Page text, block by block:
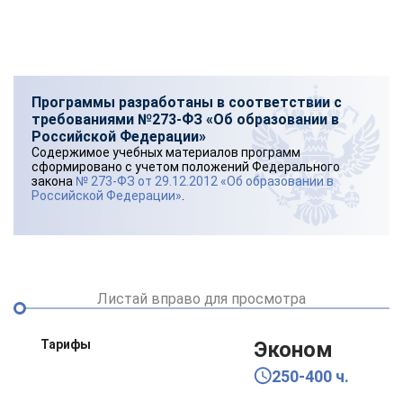
Программы разработаны в соответствии с
требованиями №273-ФЗ «Об образовании в
Российской Федерации»
Содержимое учебных материалов программ
сформировано с учетом положений Федерального
закона № 273-ФЗ от 29.12.2012 «Об образовании в
Российской Федерации»
Листай вправо для просмотра
Тарифы Эконом
250-400 ч.